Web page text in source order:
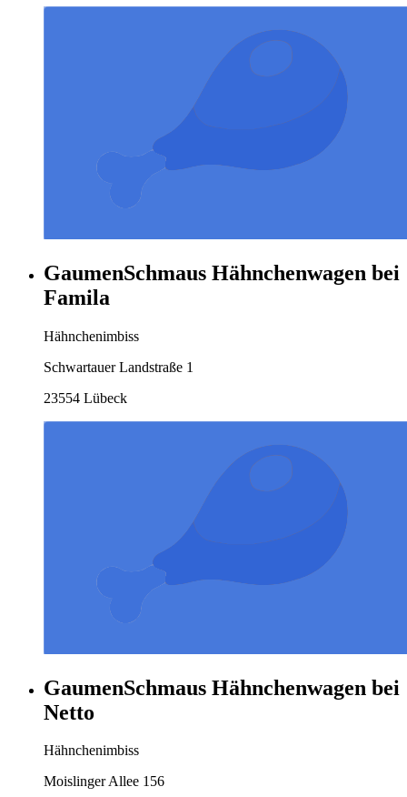
GaumenSchmaus Hähnchenwagen bei
Famila
Hähnchenimbiss
Schwartauer Landstraße 1
23554 Lübeck
GaumenSchmaus Hähnchenwagen bei
Netto
Hähnchenimbiss
Moislinger Allee 156